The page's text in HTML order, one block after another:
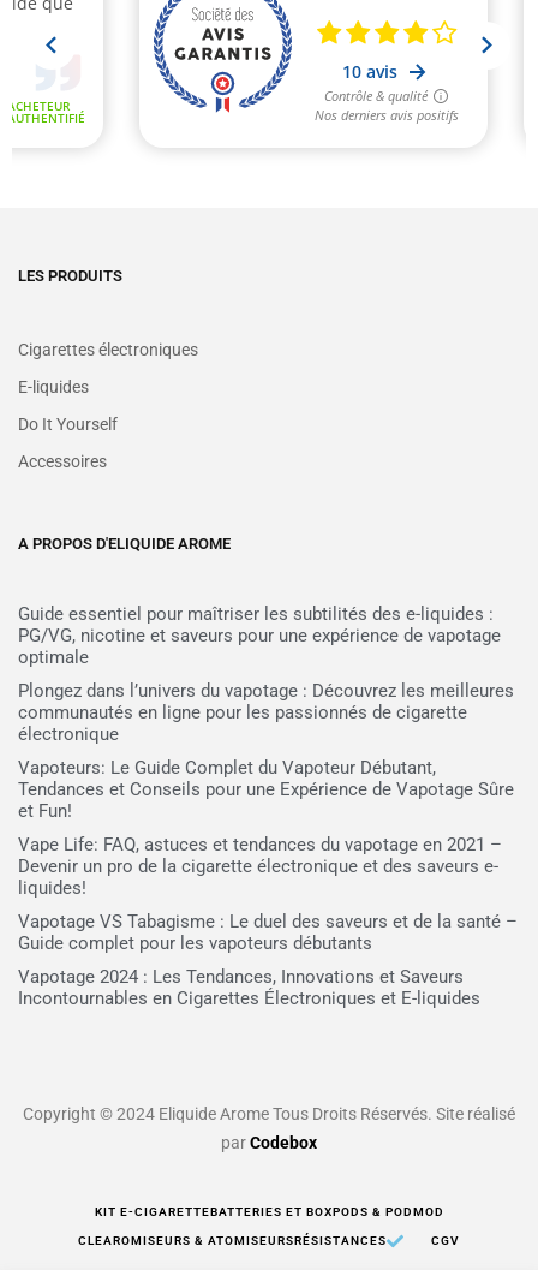
LES PRODUITS
Cigarettes électroniques
E-liquides
Do It Yourself
Accessoires
A PROPOS D'ELIQUIDE AROME
Guide essentiel pour maîtriser les subtilités des e-liquides :
PG/VG, nicotine et saveurs pour une expérience de vapotage
optimale
Plongez dans l’univers du vapotage : Découvrez les meilleures
communautés en ligne pour les passionnés de cigarette
électronique
Vapoteurs: Le Guide Complet du Vapoteur Débutant,
Tendances et Conseils pour une Expérience de Vapotage Sûre
et Fun!
Vape Life: FAQ, astuces et tendances du vapotage en 2021 –
Devenir un pro de la cigarette électronique et des saveurs e-
liquides!
Vapotage VS Tabagisme : Le duel des saveurs et de la santé –
Guide complet pour les vapoteurs débutants
Vapotage 2024 : Les Tendances, Innovations et Saveurs
Incontournables en Cigarettes Électroniques et E-liquides
Copyright © 2024 Eliquide Arome Tous Droits Réservés. Site réalisé
parCodebox
KIT E-CIGARETTEBATTERIES ET BOXPODS & PODMOD
CLEAROMISEURS & ATOMISEURSRÉSISTANCES CGV